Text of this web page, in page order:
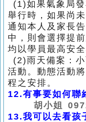
(1)如果氣象局
舉行時，如果尚
通知本人及 家長
中，則會選擇提
均以學員最高安
(2)雨天備案：
活動。動態活動
程之安排。
12.有事要如何聯
胡小姐
13.我可以去看孩